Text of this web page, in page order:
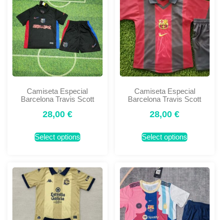
Camiseta Especial
Barcelona Travis Scott
28,00 €
Select options
Camiseta Especial
Barcelona Travis Scott
28,00€
Select options